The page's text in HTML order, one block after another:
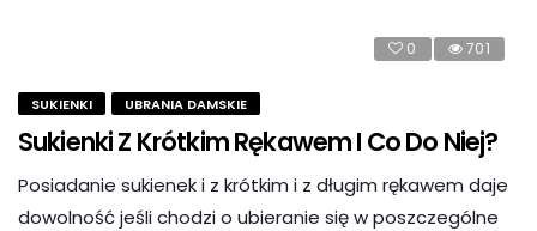
0 701
SUKIENKI UBRANIA DAMSKIE
Sukienki Z Krótkim Rękawem I Co Do Niej?
Posiadanie sukienek i z krótkim i z długim rękawem daje
dowolność jeśli chodzi o ubieranie się w poszczególne